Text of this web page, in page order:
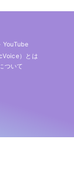
YouTube
）とは
ついて